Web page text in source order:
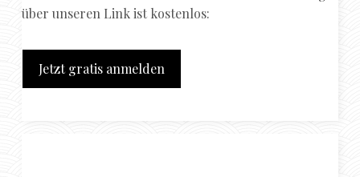
über unseren Link ist kostenlos:
Jetzt gratis anmelden